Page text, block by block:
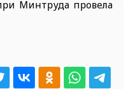
Минтруда провела